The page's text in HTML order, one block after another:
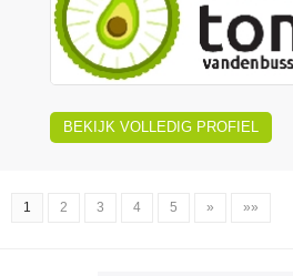
BEKIJK VOLLEDIG PROFIEL
1 2 3 4 5 » »»